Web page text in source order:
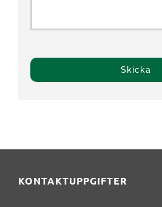
KONTAKTUPPGIFTER